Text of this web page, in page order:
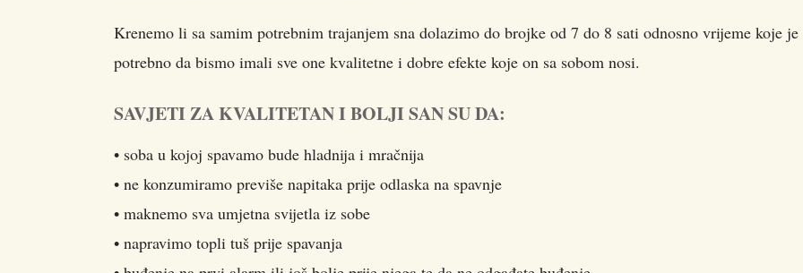
Krenemo li sa samim potrebnim trajanjem sna dolazimo do brojke od 7 do 8 sati odnosno vrijeme koje je
potrebno da bismo imali sve one kvalitetne i dobre efekte koje on sa sobom nosi.
SAVJETI ZA KVALITETAN I BOLJI SAN SU DA:
• soba u kojoj spavamo bude hladnija i mračnija
• ne konzumiramo previše napitaka prije odlaska na spavnje
• maknemo sva umjetna svijetla iz sobe
• napravimo topli tuš prije spavanja